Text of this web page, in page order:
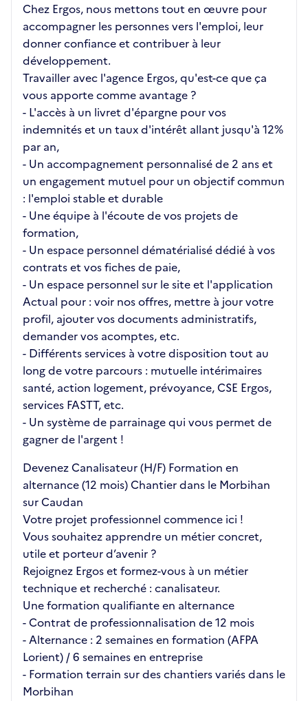
Chez Ergos, nous mettons tout en œuvre pour
accompagner les personnes vers l'emploi, leur
donner confiance et contribuer à leur
développement.
Travailler avec l'agence Ergos, qu'est-ce que ça
vous apporte comme avantage ?
- L'accès à un livret d'épargne pour vos
indemnités et un taux d'intérêt allant jusqu'à 12%
par an,
- Un accompagnement personnalisé de 2 ans et
un engagement mutuel pour un objectif commun
: l'emploi stable et durable
- Une équipe à l'écoute de vos projets de
formation,
- Un espace personnel dématérialisé dédié à vos
contrats et vos fiches de paie,
- Un espace personnel sur le site et l'application
Actual pour : voir nos offres, mettre à jour votre
profil, ajouter vos documents administratifs,
demander vos acomptes, etc.
- Différents services à votre disposition tout au
long de votre parcours : mutuelle intérimaires
santé, action logement, prévoyance, CSE Ergos,
services FASTT, etc.
- Un système de parrainage qui vous permet de
gagner de l'argent !
Devenez Canalisateur (H/F) Formation en
alternance (12 mois) Chantier dans le Morbihan
sur Caudan
Votre projet professionnel commence ici !
Vous souhaitez apprendre un métier concret,
utile et porteur d’avenir ?
Rejoignez Ergos et formez-vous à un métier
technique et recherché : canalisateur.
Une formation qualifiante en alternance
- Contrat de professionnalisation de 12 mois
- Alternance : 2 semaines en formation (AFPA
Lorient) / 6 semaines en entreprise
- Formation terrain sur des chantiers variés dans le
Morbihan